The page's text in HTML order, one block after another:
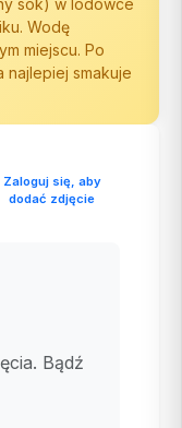
sok) w lodówce
Wodę
miejscu. Po
najlepiej smakuje
Zaloguj się, aby
dodać zdjęcie
Bądź